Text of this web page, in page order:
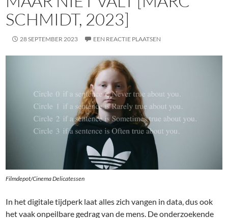
SCHMIDT, 2023]
28 SEPTEMBER 2023 EEN REACTIE PLAATSEN
Filmdepot/Cinema Delicatessen
In het digitale tijdperk laat alles zich vangen in data, dus ook
het vaak onpeilbare gedrag van de mens. De onderzoekende